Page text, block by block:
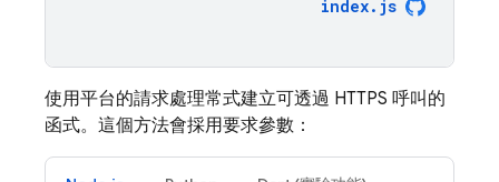
index. js
使用平台的請求處理常式建立可透過 HTTPS 呼叫的
函式。這個方法會採用要求參數：